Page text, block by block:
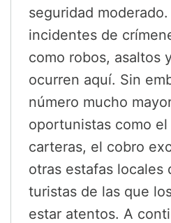
seguridad
incidentes de
como robos, asaltos
ocurren aquí. Sin
número mucho
oportunistas como
carteras, el cobro
otras estafas locales
turistas de las que
estar atentos. A